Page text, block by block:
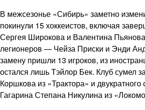
В межсезонье «Сибирь» заметно
покинули 15 хоккеистов, включая
Сергея Широкова и Валентина
легионеров — Чейза Приски и Энди
замену пришли 13 игроков, из
остался лишь Тэйлор Бек. Клуб сумел
Коршкова из «Трактора» и двукратного
Гагарина Степана Никулина из